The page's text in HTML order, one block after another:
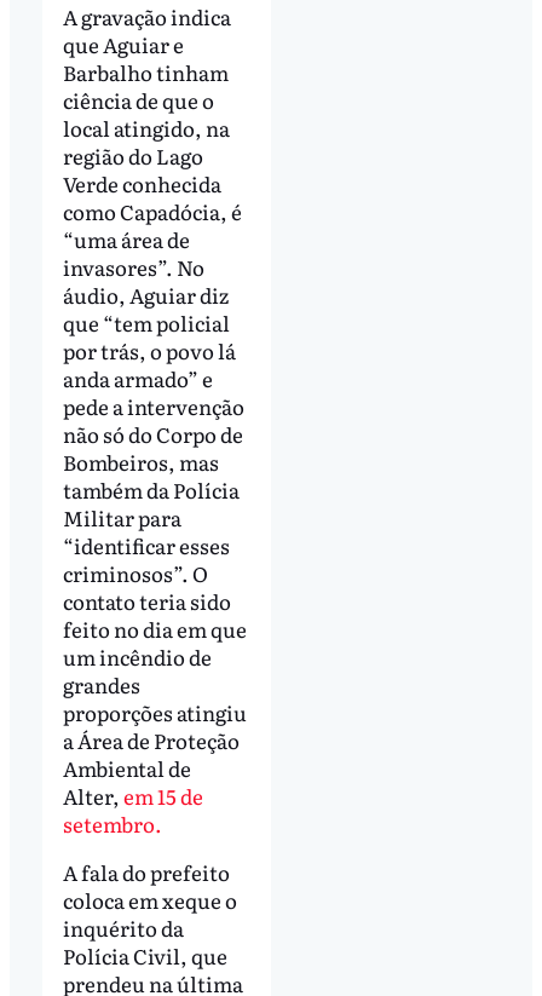
A gravação indica
que Aguiar e
Barbalho tinham
ciência de que o
local atingido, na
região do Lago
Verde conhecida
como Capadócia, é
“uma área de
invasores”. No
áudio, Aguiar diz
que “tem policial
por trás, o povo lá
anda armado” e
pede a intervenção
não só do Corpo de
Bombeiros, mas
também da Polícia
Militar para
“identificar esses
criminosos”. O
contato teria sido
feito no dia em que
um incêndio de
grandes
proporções atingiu
a Área de Proteção
Ambiental de
Alter, em 15 de
setembro.
A fala do prefeito
coloca em xeque o
inquérito da
Polícia Civil, que
prendeu na última